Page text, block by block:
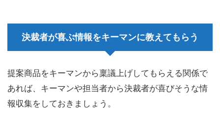
決裁者が喜ぶ情報をキーマンに教えてもらう
提案商品をキーマンから稟議上げしてもらえる関係で
あれば、キーマンや担当者から決裁者が喜びそうな情
報収集をしておきましょう。